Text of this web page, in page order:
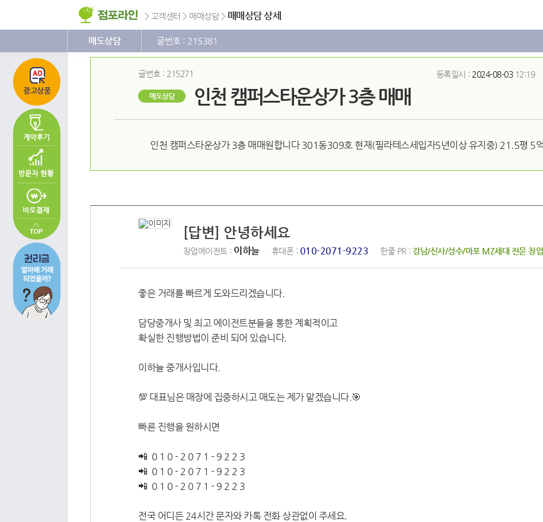
바
기
로
뉴
가
> 고객센터 > 매매상담 > 매매상담 상세
매도상담 글번호 : 215381
광고상품
글번호 : 215271 등록일시 : 2024-08-0312:19
매도상담 인천 캠퍼스타운상가 3층 매매
인천 캠퍼스타운상가 3층 매매원합니다 301동309호 현재(필라테스세입자5년이상 유지중) 21.5평 5
[답변] 안녕하세요
창업에이전트 : 이하늘 휴대폰 : 010-2071-9223 한줄 PR : 강남/신사/성수/마포 MZ세대 전문 창업
좋은 거래를 빠르게 도와드리겠습니다.
담당중개사 및 최고 에이전트분들을 통한 계획적이고
확실한 진행방법이 준비 되어 있습니다.
이하늘 중개사입니다.
💯 대표님은 매장에 집중하시고 매도는 제가 맡겠습니다.🎯
빠른 진행을 원하시면
📲 0 1 0 - 2 0 7 1 - 9 2 2 3
📲 0 1 0 - 2 0 7 1 - 9 2 2 3
📲 0 1 0 - 2 0 7 1 - 9 2 2 3
전국 어디든 24시간 문자와 카톡 전화 상관없이 주세요.